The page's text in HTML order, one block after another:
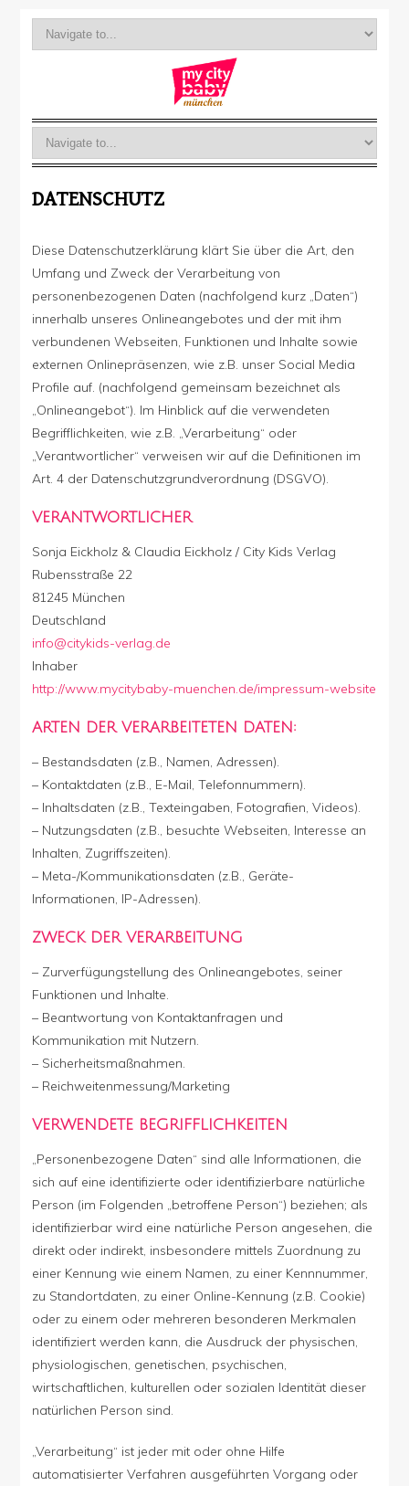
DATENSCHUTZ
Diese Datenschutzerklärung klärt Sie über die Art, den
Umfang und Zweck der Verarbeitung von
personenbezogenen Daten (nachfolgend kurz „Daten“)
innerhalb unseres Onlineangebotes und der mit ihm
verbundenen Webseiten, Funktionen und Inhalte sowie
externen Onlinepräsenzen, wie z.B. unser Social Media
Profile auf. (nachfolgend gemeinsam bezeichnet als
„Onlineangebot“). Im Hinblick auf die verwendeten
Begrifflichkeiten, wie z.B. „Verarbeitung“ oder
„Verantwortlicher“ verweisen wir auf die Definitionen im
Art. 4 der Datenschutzgrundverordnung (DSGVO).
VERANTWORTLICHER
Sonja Eickholz & Claudia Eickholz / City Kids Verlag
Rubensstraße 22
81245 München
Deutschland
info@citykids-verlag.de
Inhaber
http://www.mycitybaby-muenchen.de/impressum-website
ARTEN DER VERARBEITETEN DATEN:
– Bestandsdaten (z.B., Namen, Adressen).
– Kontaktdaten (z.B., E-Mail, Telefonnummern).
– Inhaltsdaten (z.B., Texteingaben, Fotografien, Videos).
– Nutzungsdaten (z.B., besuchte Webseiten, Interesse an
Inhalten, Zugriffszeiten).
– Meta-/Kommunikationsdaten (z.B., Geräte-
Informationen, IP-Adressen).
ZWECK DER VERARBEITUNG
– Zurverfügungstellung des Onlineangebotes, seiner
Funktionen und Inhalte.
– Beantwortung von Kontaktanfragen und
Kommunikation mit Nutzern.
– Sicherheitsmaßnahmen.
– Reichweitenmessung/Marketing
VERWENDETE BEGRIFFLICHKEITEN
„Personenbezogene Daten“ sind alle Informationen, die
sich auf eine identifizierte oder identifizierbare natürliche
Person (im Folgenden „betroffene Person“) beziehen; als
identifizierbar wird eine natürliche Person angesehen, die
direkt oder indirekt, insbesondere mittels Zuordnung zu
einer Kennung wie einem Namen, zu einer Kennnummer,
zu Standortdaten, zu einer Online-Kennung (z.B. Cookie)
oder zu einem oder mehreren besonderen Merkmalen
identifiziert werden kann, die Ausdruck der physischen,
physiologischen, genetischen, psychischen,
wirtschaftlichen, kulturellen oder sozialen Identität dieser
natürlichen Person sind.
„Verarbeitung“ ist jeder mit oder ohne Hilfe
automatisierter Verfahren ausgeführten Vorgang oder